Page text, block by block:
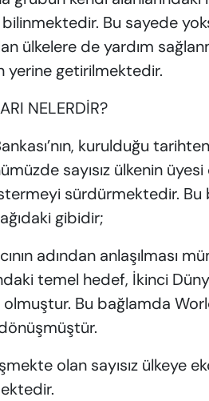
Bu sayede
ülkelere de yardım
yerine getirilmektedir.
NELERDİR?
kurulduğu
sayısız ülkenin
sürdürmektedir. Bu
gibidir;
adından anlaşılması
temel hedef, İkinci
olmuştur. Bu bağlamda
olan sayısız ülkeye